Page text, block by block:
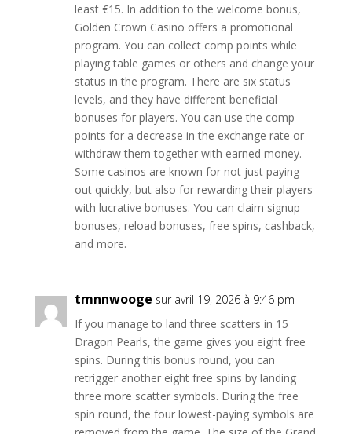
least €15. In addition to the welcome bonus,
Golden Crown Casino offers a promotional
program. You can collect comp points while
playing table games or others and change your
status in the program. There are six status
levels, and they have different beneficial
bonuses for players. You can use the comp
points for a decrease in the exchange rate or
withdraw them together with earned money.
Some casinos are known for not just paying
out quickly, but also for rewarding their players
with lucrative bonuses. You can claim signup
bonuses, reload bonuses, free spins, cashback,
and more.
tmnnwooge sur avril 19, 2026 à 9:46 pm
If you manage to land three scatters in 15
Dragon Pearls, the game gives you eight free
spins. During this bonus round, you can
retrigger another eight free spins by landing
three more scatter symbols. During the free
spin round, the four lowest-paying symbols are